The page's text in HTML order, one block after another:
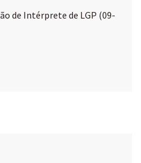
de Intérprete de LGP (09-